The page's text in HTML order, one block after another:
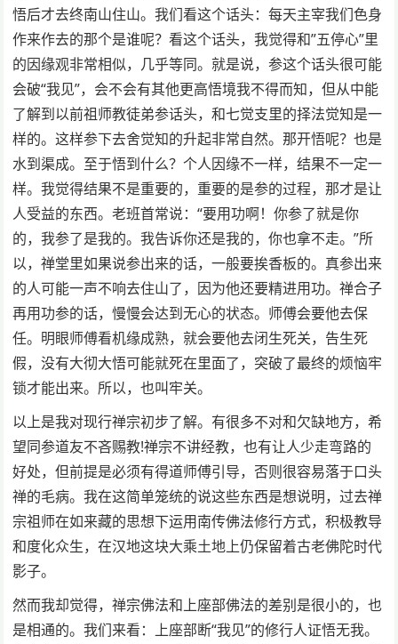
悟后才去终南山住山。我们看这个话头：每天主宰我们色身
作来作去的那个是谁呢？看这个话头，我觉得和”五停心”里
的因缘观非常相似，几乎等同。就是说，参这个话头很可能
会破“我见”，会不会有其他更高悟境我不得而知，但从中能
了解到以前祖师教徒弟参话头，和七觉支里的择法觉知是一
样的。这样参下去舍觉知的升起非常自然。那开悟呢？也是
水到渠成。至于悟到什么？个人因缘不一样，结果不一定一
样。我觉得结果不是重要的，重要的是参的过程，那才是让
人受益的东西。老班首常说：“要用功啊！你参了就是你
的，我参了是我的。我告诉你还是我的，你也拿不走。”所
以，禅堂里如果说参出来的话，一般要挨香板的。真参出来
的人可能一声不响去住山了，因为他还要精进用功。禅合子
再用功参的话，慢慢会达到无心的状态。师傅会要他去保
任。明眼师傅看机缘成熟，就会要他去闭生死关，告生死
假，没有大彻大悟可能就死在里面了，突破了最终的烦恼牢
锁才能出来。所以，也叫牢关。
以上是我对现行禅宗初步了解。有很多不对和欠缺地方，希
望同参道友不吝赐教!禅宗不讲经教，也有让人少走弯路的
好处，但前提是必须有得道师傅引导，否则很容易落于口头
禅的毛病。我在这简单笼统的说这些东西是想说明，过去禅
宗祖师在如来藏的思想下运用南传佛法修行方式，积极教导
和度化众生，在汉地这块大乘土地上仍保留着古老佛陀时代
影子。
然而我却觉得，禅宗佛法和上座部佛法的差别是很小的，也
是相通的。我们来看：上座部断“我见”的修行人证悟无我。